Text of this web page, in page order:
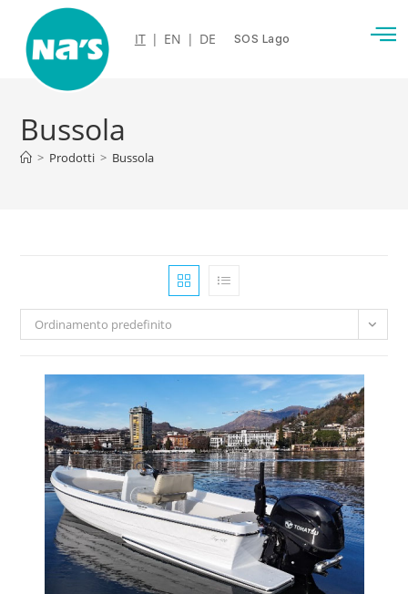
IT | EN | DE SOS Lago
Bussola
> Prodotti > Bussola
Ordinamento predefinito